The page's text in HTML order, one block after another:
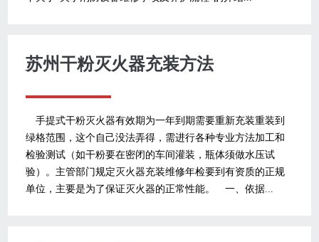
苏州干粉灭火器充装方法
手提式干粉灭火器有效期为一年到期需要重新充装重装到
绿格范围，这个自己没法弄得，需进行各种专业方法加工和
检验测试（如干粉要在密闭的车间灌装，瓶体须做水压试
验）。主管部门规定灭火器充装维修年检要到有资质的正规
单位，主要是为了保证灭火器的正常性能。 一、依据...